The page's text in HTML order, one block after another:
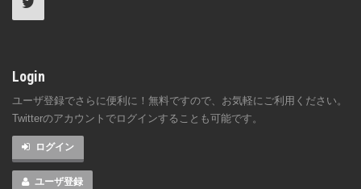
Login
ユーザ登録でさらに便利に！無料ですので、お気軽にご利用ください。
Twitterのアカウントでログインすることも可能です。
ログイン
ユーザ登録